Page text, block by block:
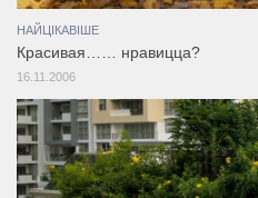
НАЙЦІКАВІШЕ
Красивая…… нравицца?
16.11.2006